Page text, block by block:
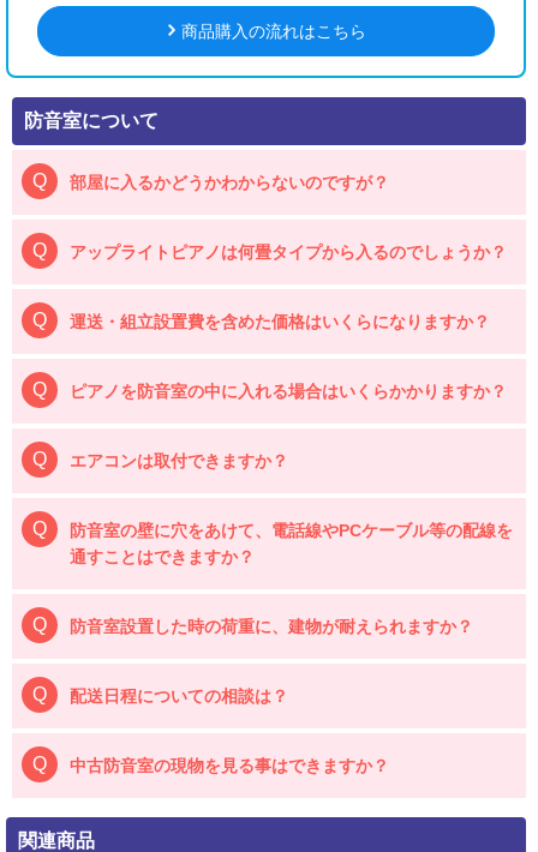
商品購入の流れはこちら
防音室について
部屋に入るかどうかわからないのですが？
アップライトピアノは何畳タイプから入るのでしょうか？
運送・組立設置費を含めた価格はいくらになりますか？
ピアノを防音室の中に入れる場合はいくらかかりますか？
エアコンは取付できますか？
防音室の壁に穴をあけて、電話線やPCケーブル等の配線を
通すことはできますか？
防音室設置した時の荷重に、建物が耐えられますか？
配送日程についての相談は？
中古防音室の現物を見る事はできますか？
関連商品